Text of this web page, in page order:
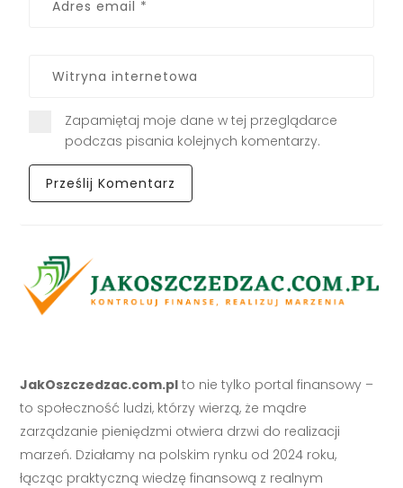
Zapamiętaj moje dane w tej przeglądarce
podczas pisania kolejnych komentarzy.
JakOszczedzac.com.pl to nie tylko portal finansowy –
to społeczność ludzi, którzy wierzą, że mądre
zarządzanie pieniędzmi otwiera drzwi do realizacji
marzeń. Działamy na polskim rynku od 2024 roku,
łącząc praktyczną wiedzę finansową z realnym